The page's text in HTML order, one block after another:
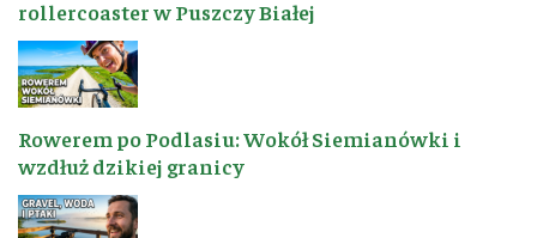
rollercoaster w Puszczy Białej
Rowerem po Podlasiu: Wokół Siemianówki i
wzdłuż dzikiej granicy